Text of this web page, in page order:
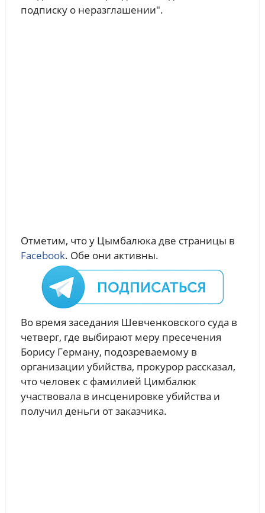
подписку о неразглашении".
Отметим, что у Цымбалюка две страницы в
Facebook. Обе они активны.
Во время заседания Шевченковского суда в
четверг, где выбирают меру пресечения
Борису Герману, подозреваемому в
организации убийства, прокурор рассказал,
что человек с фамилией Цимбалюк
участвовала в инсценировке убийства и
получил деньги от заказчика.